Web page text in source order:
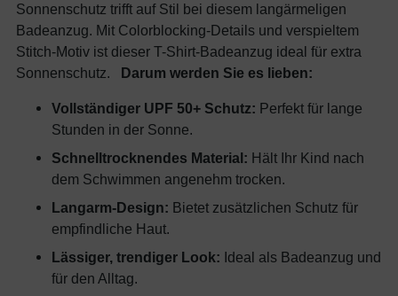
Sonnenschutz trifft auf Stil bei diesem langärmeligen
Badeanzug. Mit Colorblocking-Details und verspieltem
Stitch-Motiv ist dieser T-Shirt-Badeanzug ideal für extra
Sonnenschutz. Darum werden Sie es lieben:
Vollständiger UPF 50+ Schutz: Perfekt für lange
Stunden in der Sonne.
Schnelltrocknendes Material: Hält Ihr Kind nach
dem Schwimmen angenehm trocken.
Langarm-Design: Bietet zusätzlichen Schutz für
empfindliche Haut.
Lässiger, trendiger Look: Ideal als Badeanzug und
für den Alltag.